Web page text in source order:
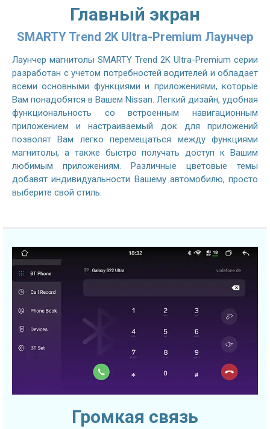
Главный экран
SMARTY Trend 2K Ultra-Premium Лаунчер
Лаунчер магнитолы SMARTY Trend 2K Ultra-Premium серии
разработан с учетом потребностей водителей и обладает
всеми основными функциями и приложениями, которые
Вам понадобятся в Вашем Nissan. Легкий дизайн, удобная
функциональность со встроенным навигационным
приложением и настраиваемый док для приложений
позволят Вам легко перемещаться между функциями
магнитолы, а также быстро получать доступ к Вашим
любимым приложениям. Различные цветовые темы
добавят индивидуальности Вашему автомобилю, просто
выберите свой стиль.
Громкая связь